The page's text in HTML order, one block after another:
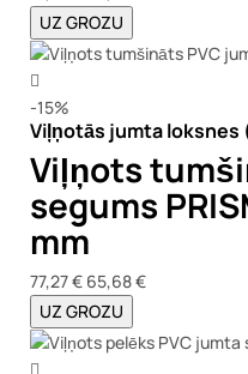
UZ GROZU
-15%
Viļņotās jumta loksnes
Viļņots
segums
mm
77,27 € 65,68 €
UZ GROZU